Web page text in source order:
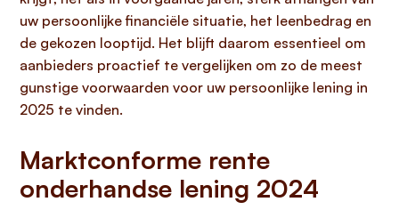
uw persoonlijke financiële situatie, het leenbedrag en
de gekozen looptijd. Het blijft daarom essentieel om
aanbieders proactief te vergelijken om zo de meest
gunstige voorwaarden voor uw persoonlijke lening in
2025 te vinden.
Marktconforme rente
onderhandse lening 2024